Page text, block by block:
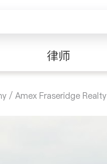
律师
/ Amex Fraseridge Realty